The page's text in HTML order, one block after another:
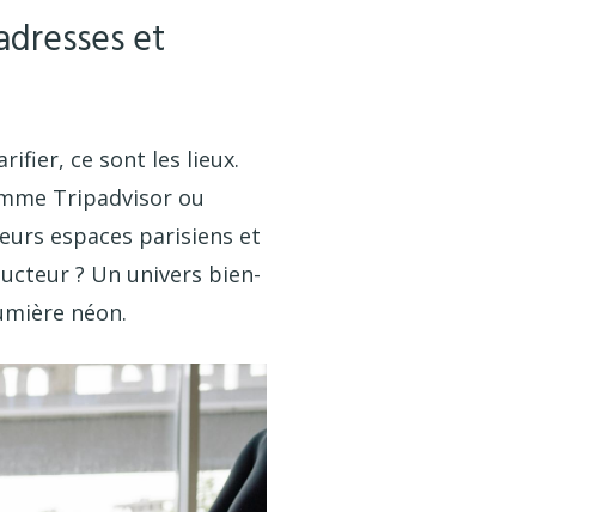
et
ce sont les lieux.
Tripadvisor ou
espaces parisiens et
? Un univers bien-
néon.